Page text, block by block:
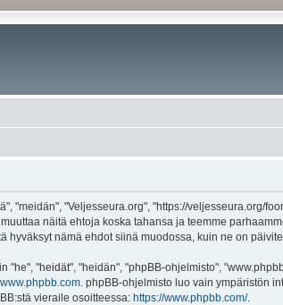
"meidän", "Veljesseura.org", "https://veljesseura.org/
näitä ehtoja koska tahansa ja teemme
nämä ehdot siinä muodossa, kuin ne on
"heidät", "heidän", "phpBB-ohjelmisto",
www.phpbb.com . phpBB-ohjelmisto luo vain ympäristön
vieraile osoitteessa: https://www.phpbb.com/.